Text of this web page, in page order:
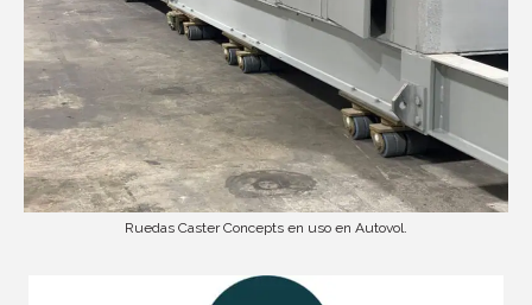
Ruedas Caster Concepts en uso en Autovol.